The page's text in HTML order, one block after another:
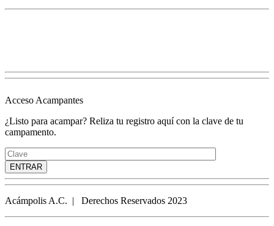
Acceso Acampantes
¿Listo para acampar? Reliza tu registro aquí con la clave de tu
campamento.
Acámpolis A.C. | Derechos Reservados 2023